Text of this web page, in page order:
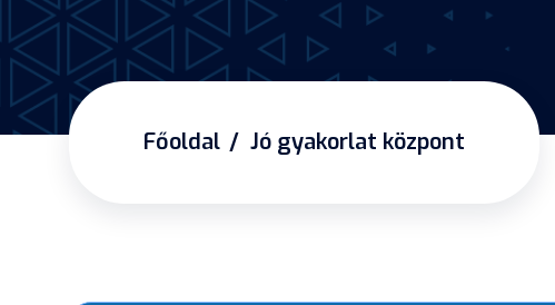
Főoldal Jó gyakorlat központ